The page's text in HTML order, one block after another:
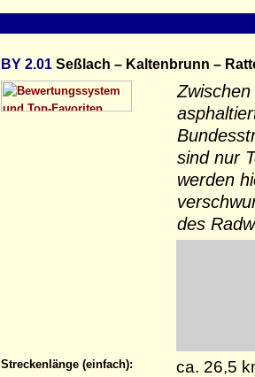
BY 2.01 Seßlach – Kaltenbrunn –
sind nur
werden
des
Streckenlänge (einfach): ca. 26,5